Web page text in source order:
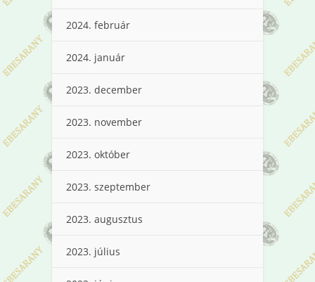
2024. február
2024. január
2023. december
2023. november
2023. október
2023. szeptember
2023. augusztus
2023. július